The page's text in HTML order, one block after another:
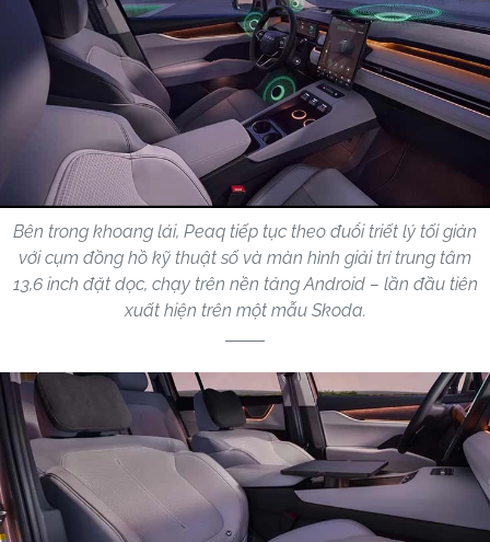
Bên trong khoang lái, Peaq tiếp tục theo đuổi triết lý tối giản
với cụm đồng hồ kỹ thuật số và màn hình giải trí trung tâm
13,6 inch đặt dọc, chạy trên nền tảng Android – lần đầu tiên
xuất hiện trên một mẫu Skoda.